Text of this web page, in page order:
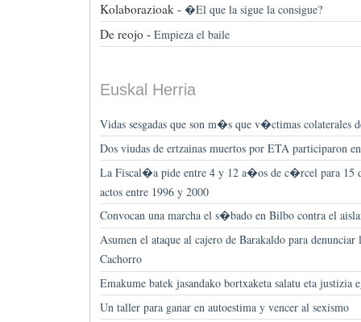
Kolaborazioak - �El que la sigue la consigue?
De reojo - Empieza el baile
Euskal Herria
Vidas sesgadas que son m�s que v�ctimas colaterales
Dos viudas de ertzainas muertos por ETA participaron
La Fiscal�a pide entre 4 y 12 a�os de c�rcel para 15
actos entre 1996 y 2000
Convocan una marcha el s�bado en Bilbo contra el
Asumen el ataque al cajero de Barakaldo para
Cachorro
Emakume batek jasandako bortxaketa salatu eta justizia
Un taller para ganar en autoestima y vencer al sexismo